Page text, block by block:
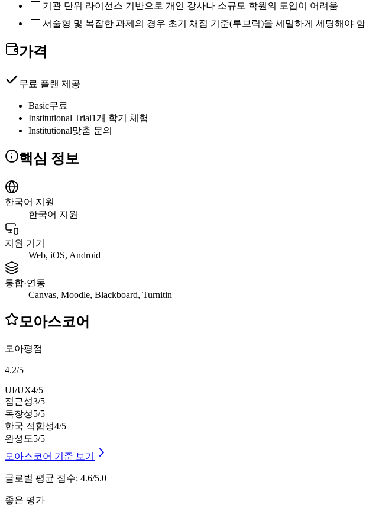
기관 단위 라이선스 기반으로 개인 강사나 소규모 학원의 도입이 어려움
서술형 및 복잡한 과제의 경우 초기 채점 기준(루브릭)을 세밀하게 세팅해야 함
가격
무료 플랜 제공
Basic무료
Institutional Trial1개 학기 체험
Institutional맞춤 문의
핵심 정보
한국어 지원
한국어 지원
지원 기기
Web, iOS, Android
통합·연동
Canvas, Moodle, Blackboard, Turnitin
모아스코어
모아평점
4.2/5
UI/UX4/5
접근성3/5
독창성5/5
한국 적합성4/5
완성도5/5
모아스코어 기준 보기
글로벌 평균 점수: 4.6/5.0
좋은 평가